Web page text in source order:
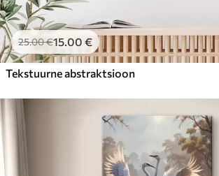
25.00€15.00 €
Tekstuurne abstraktsioon